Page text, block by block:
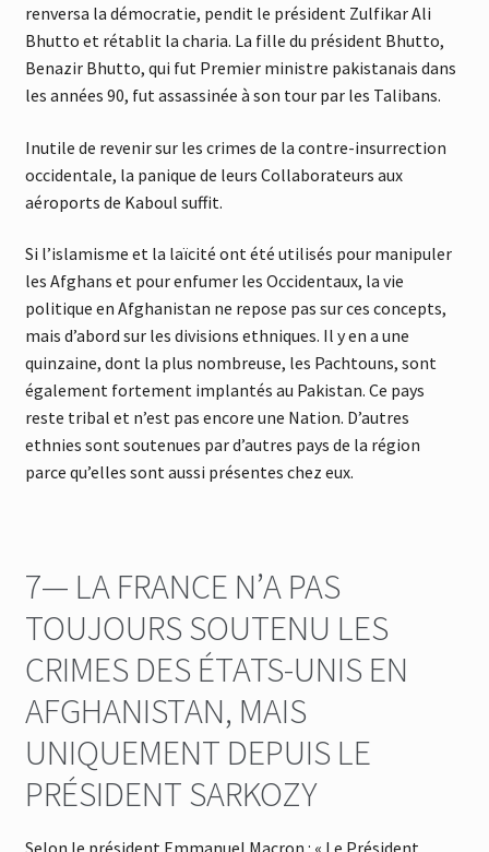
renversa la démocratie, pendit le président Zulfikar Ali
Bhutto et rétablit la charia. La fille du président Bhutto,
Benazir Bhutto, qui fut Premier ministre pakistanais dans
les années 90, fut assassinée à son tour par les Talibans.
Inutile de revenir sur les crimes de la contre-insurrection
occidentale, la panique de leurs Collaborateurs aux
aéroports de Kaboul suffit.
Si l’islamisme et la laïcité ont été utilisés pour manipuler
les Afghans et pour enfumer les Occidentaux, la vie
politique en Afghanistan ne repose pas sur ces concepts,
mais d’abord sur les divisions ethniques. Il y en a une
quinzaine, dont la plus nombreuse, les Pachtouns, sont
également fortement implantés au Pakistan. Ce pays
reste tribal et n’est pas encore une Nation. D’autres
ethnies sont soutenues par d’autres pays de la région
parce qu’elles sont aussi présentes chez eux.
7— LA FRANCE N’A PAS
TOUJOURS SOUTENU LES
CRIMES DES ÉTATS-UNIS EN
AFGHANISTAN, MAIS
UNIQUEMENT DEPUIS LE
PRÉSIDENT SARKOZY
Selon le président Emmanuel Macron : « Le Président